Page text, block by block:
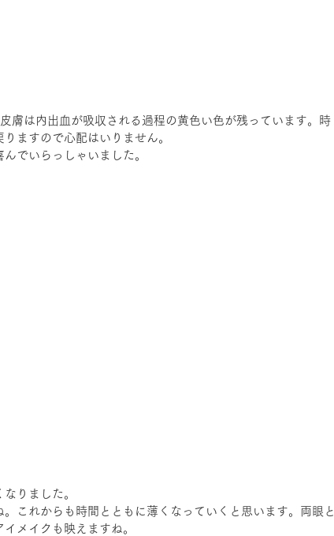
膚は内出血が吸収される過程の黄色い色が残っています。時
ますので心配はいりません。
でいらっしゃいました。
りました。
これからも時間とともに薄くなっていくと思います。両眼と
メイクも映えますね。